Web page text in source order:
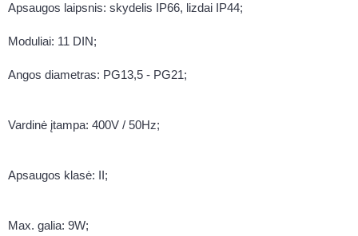
Apsaugos laipsnis: skydelis IP66, lizdai IP44;
Moduliai: 11 DIN;
Angos diametras: PG13,5 - PG21;
Vardinė įtampa: 400V / 50Hz;
Apsaugos klasė: II;
Max. galia: 9W;